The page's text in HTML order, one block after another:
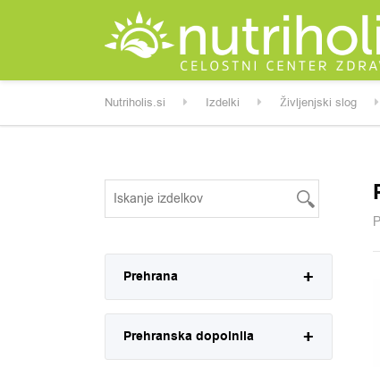
Nutriholis.si Izdelki Življenjski slog
Prehrana
Prehranska dopolnila